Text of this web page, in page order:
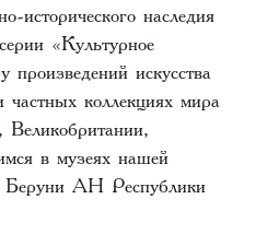
исторического наследия
«Культурное
искусства
коллекциях мира
в музеях нашей
Беруни АН Республики